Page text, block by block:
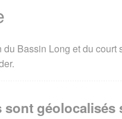
Bassin Long et du court
géolocalisés